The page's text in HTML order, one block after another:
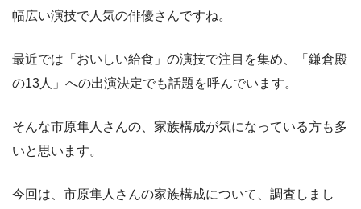
幅広い演技で人気の俳優さんですね。
最近では「おいしい給食」の演技で注目を集め、「鎌倉殿
の13人」への出演決定でも話題を呼んでいます。
そんな市原隼人さんの、家族構成が気になっている方も多
いと思います。
今回は、市原隼人さんの家族構成について、調査しまし